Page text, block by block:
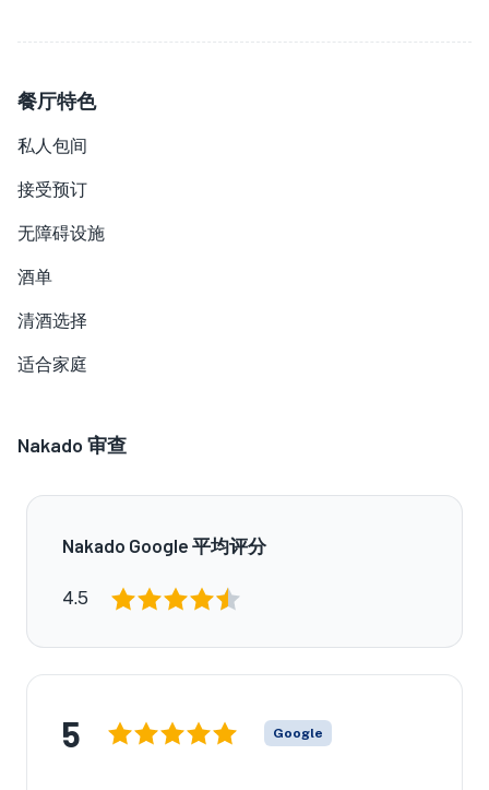
餐厅特色
私人包间
接受预订
无障碍设施
酒单
清酒选择
适合家庭
Nakado 审查
Nakado Google 平均评分
4.5
5 Google